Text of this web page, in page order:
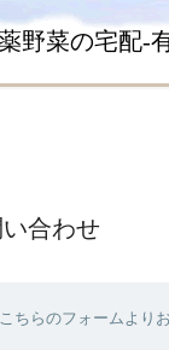
野菜の宅配-
合わせ
らのフォームより